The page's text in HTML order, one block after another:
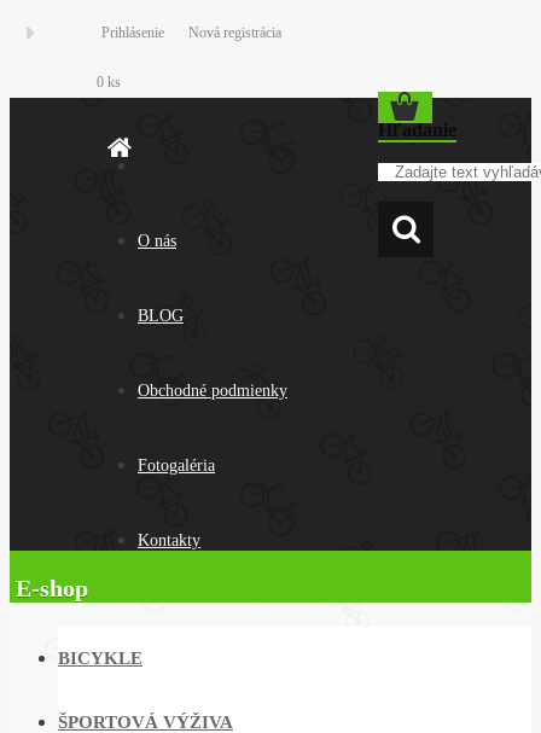
O nás
BLOG
Obchodné podmienky
Fotogaléria
Kontakty
Hľadanie
Prihlásenie Nová registrácia
0 ks
E-shop
BICYKLE
ŠPORTOVÁ VÝŽIVA